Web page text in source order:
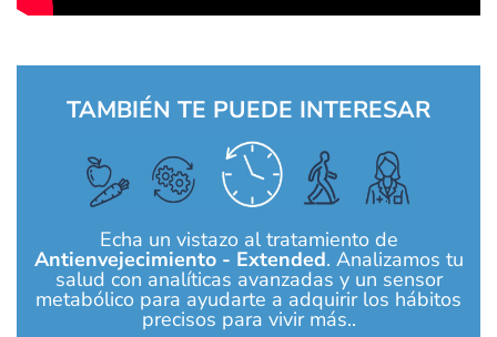
TAMBIÉN TE PUEDE INTERESAR
Echa un vistazo al tratamiento de
Antienvejecimiento - Extended. Analizamos tu
salud con analíticas avanzadas y un sensor
metabólico para ayudarte a adquirir los hábitos
precisos para vivir más..